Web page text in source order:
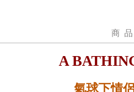
商